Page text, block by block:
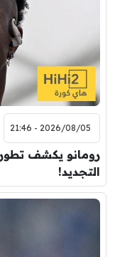
2026/08/05 - 21:46
رومانو يكشف
التجديد!